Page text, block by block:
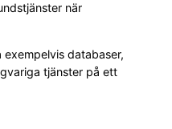
när
databaser,
tjänster på ett